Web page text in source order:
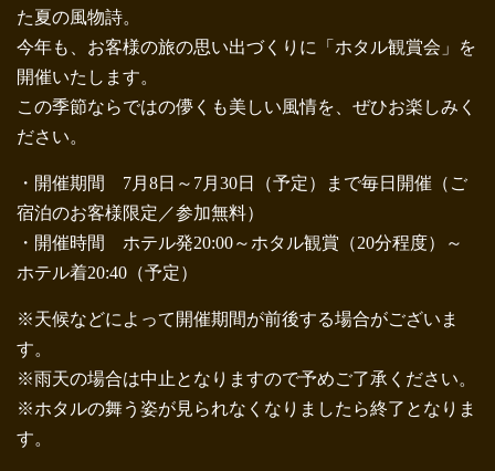
た夏の風物詩。
今年も、お客様の旅の思い出づくりに「ホタル観賞会」を
開催いたします。
この季節ならではの儚くも美しい風情を、ぜひお楽しみく
ださい。
・開催期間 7月8日～7月30日（予定）まで毎日開催（ご
宿泊のお客様限定／参加無料）
・開催時間 ホテル発20:00～ホタル観賞（20分程度）～
ホテル着20:40（予定）
※天候などによって開催期間が前後する場合がございま
す。
※雨天の場合は中止となりますので予めご了承ください。
※ホタルの舞う姿が見られなくなりましたら終了となりま
す。